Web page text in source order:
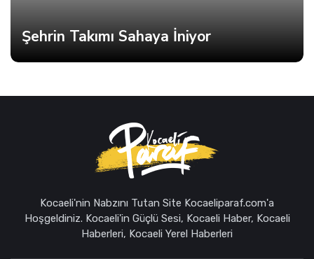
Şehrin Takımı Sahaya İniyor
Kocaeli'nin Nabzını Tutan Site Kocaeliparaf.com'a
Hoşgeldiniz. Kocaeli'in Güçlü Sesi, Kocaeli Haber, Kocaeli
Haberleri, Kocaeli Yerel Haberleri